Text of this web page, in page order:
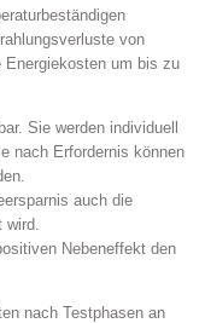
von
Energiekosten um bis zu
Sie werden individuell
nach Erfordernis können
auch die
Nebeneffekt den
nach Testphasen an